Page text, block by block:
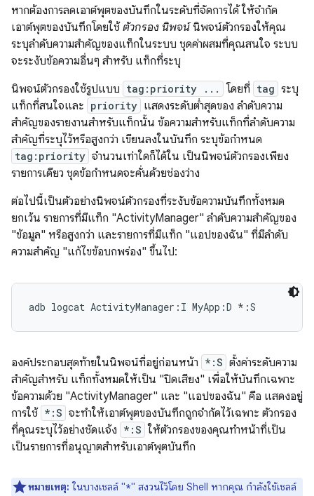
หากต้องการลดเอาต์พุตของบันทึกในระดับที่จัดการได้ ให้จำกัด
เอาต์พุตของบันทึกโดยใช้ ตัวกรอง นิพจน์นิพจน์ตัวกรองให้คุณ
ระบุลำดับความสำคัญของแท็กในระบบ ชุดค่าผสมที่คุณสนใจ ระบบ
จะระงับข้อความอื่นๆ สำหรับ แท็กที่ระบุ
นิพจน์ตัวกรองใช้รูปแบบ tag:priority ... โดยที่ tag ระบุ
แท็กที่สนใจและ priority แสดงระดับต่ำสุดของ ลำดับความ
สำคัญของรายงานสำหรับแท็กนั้น ข้อความสำหรับแท็กที่ลำดับความ
สำคัญที่ระบุไว้หรือสูงกว่า เขียนลงในบันทึก ระบุข้อกำหนด
tag:priority จำนวนเท่าใดก็ได้ใน เป็นนิพจน์ตัวกรองเพียง
รายการเดียว ชุดข้อกำหนดจะคั่นด้วยช่องว่าง
ต่อไปนี้เป็นตัวอย่างนิพจน์ตัวกรองที่ระงับข้อความบันทึกทั้งหมด
ยกเว้น รายการที่มีแท็ก "ActivityManager" ลำดับความสำคัญของ
"ข้อมูล" หรือสูงกว่า และรายการที่มีแท็ก "แอปของฉัน" ที่มีลำดับ
ความสำคัญ "แก้ไขข้อบกพร่อง" ขึ้นไป:
องค์ประกอบสุดท้ายในนิพจน์ที่อยู่ก่อนหน้า *:S ตั้งค่าระดับความ
สำคัญสำหรับ แท็กทั้งหมดให้เป็น "ปิดเสียง" เพื่อให้บันทึกเฉพาะ
ข้อความด้วย "ActivityManager" และ "แอปของฉัน" คือ แสดงอยู่
การใช้ *:S จะทำให้เอาต์พุตของบันทึกถูกจำกัดไว้เฉพาะ ตัวกรอง
ที่คุณระบุไว้อย่างชัดแจ้ง *:S ให้ตัวกรองของคุณทำหน้าที่เป็น
เป็นรายการที่อนุญาตสำหรับเอาต์พุตบันทึก
หมายเหตุ: ในบางเชลล์ "*" สงวนไว้โดย Shell หากคุณ กำลังใช้เชลล์